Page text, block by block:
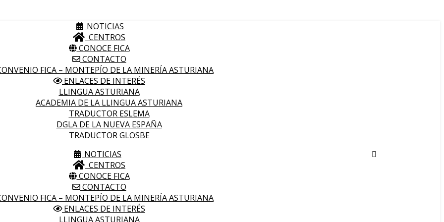
NOTICIAS
CENTROS
CONOCE FICA
CONTACTO
FICA – MONTEPÍO DE LA MINERÍA ASTURIANA
ENLACES DE INTERÉS
LLINGUA ASTURIANA
ACADEMIA DE LA LLINGUA ASTURIANA
TRADUCTOR ESLEMA
DGLA DE LA NUEVA ESPAÑA
TRADUCTOR GLOSBE
NOTICIAS
CENTROS
CONOCE FICA
CONTACTO
FICA – MONTEPÍO DE LA MINERÍA ASTURIANA
ENLACES DE INTERÉS
LLINGUA ASTURIANA